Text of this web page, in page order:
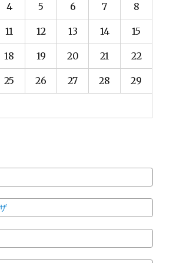
4 5 6 7 8
11 12 13 14 15
18 19 20 21 22
25 26 27 28 29